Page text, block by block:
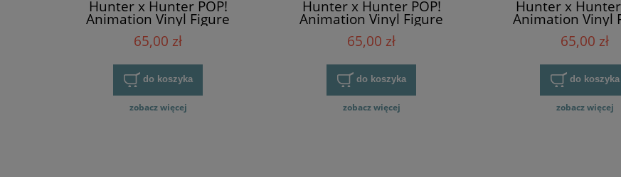
Hunter x Hunter POP!
Animation Vinyl Figure
Machi Komacine
65,00 zł
do koszyka
zobacz więcej
Hunter x Hunter POP!
Animation Vinyl Figure
Nobunaga
65,00 zł
do koszyka
zobacz więcej
Hunter x Hunter
Animation Vinyl
Pakunoda
65,00 zł
do koszyka
zobacz więcej